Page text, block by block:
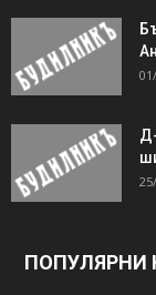
ПОПУЛЯРНИ